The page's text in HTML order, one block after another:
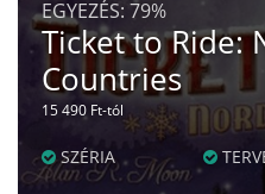
EGYEZÉS: 79%
Ticket to Ride:
Countries
15 490 Ft-tól
SZÉRIA